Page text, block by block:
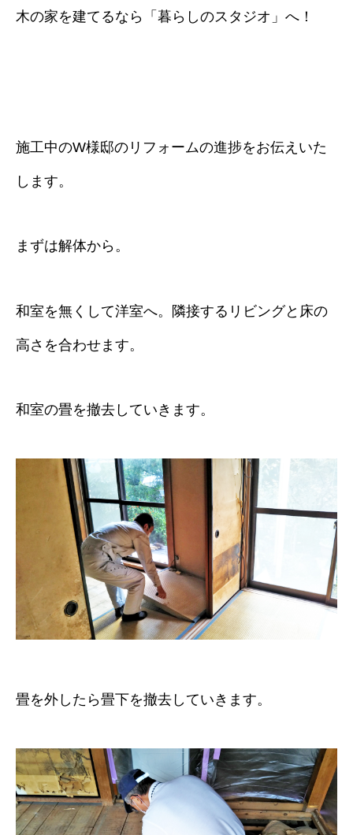
木の家を建てるなら「暮らしのスタジオ」へ！
施工中のW様邸のリフォームの進捗をお伝えいた
します。
まずは解体から。
和室を無くして洋室へ。隣接するリビングと床の
高さを合わせます。
和室の畳を撤去していきます。
畳を外したら畳下を撤去していきます。